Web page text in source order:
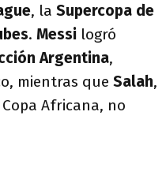
, la Supercopa de
. Messi logró
Argentina,
mientras que Salah,
Africana, no